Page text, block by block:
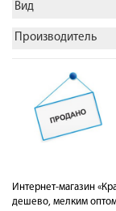
Вид
Производитель
Интернет-магазин
дешево, мелким оптом